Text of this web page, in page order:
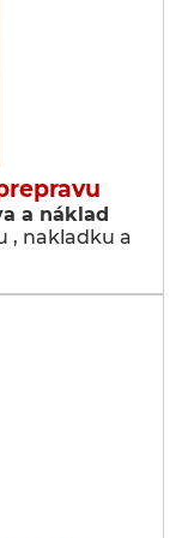
a náklad
, nakladku a